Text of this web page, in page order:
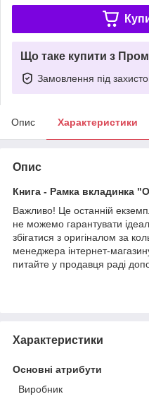
Що таке купити з
Замовлення під
Опис Характеристики
Опис
Книга - Рамка вкладинка
Важливо! Це останній
не можемо гарантувати
збігатися з оригіналом за
менеджера інтернет-
питайте у продавця раді
Характеристики
Основні атрибути
Виробник